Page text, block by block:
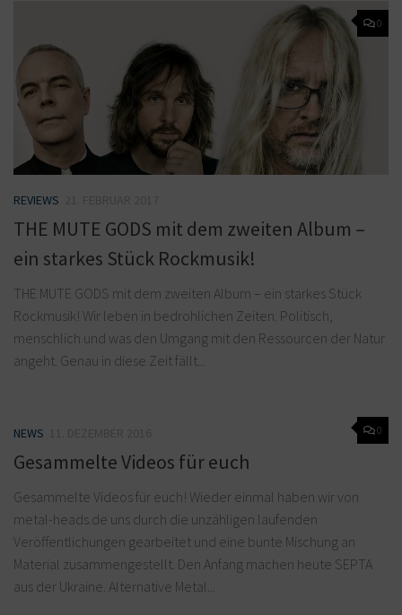
0
REVIEWS
THE MUTE GODS mit dem zweiten Album –
ein starkes Stück Rockmusik!
THE MUTE GODS mit dem zweiten Album – ein starkes Stück
Rockmusik! Wir leben in bedrohlichen Zeiten. Politisch,
menschlich und was den Umgang mit den Ressourcen der Natur
angeht. Genau in diese Zeit fällt...
0
NEWS
Gesammelte Videos für euch
Gesammelte Videos für euch! Wieder einmal haben wir von
metal-heads.de uns durch die unzähligen laufenden
Veröffentlichungen gearbeitet und eine bunte Mischung an
Material zusammengestellt. Den Anfang machen heute SEPTA
aus der Ukraine. Alternative Metal...